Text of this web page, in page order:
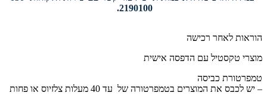
2190100.
הוראות לאחר רכישה
מוצרי טקסטיל עם הדפסה אישית
טמפרטורת כביסה
– יש לכבס את המוצרים בטמפרטורה של עד 40 מעלות צלזיוס או פחות